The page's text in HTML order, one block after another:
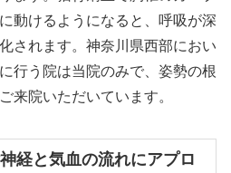
動けるようになると、呼吸が深
されます。神奈川県西部におい
行う院は当院のみで、姿勢の根
来院いただいています。
経と気血の流れにアプロ